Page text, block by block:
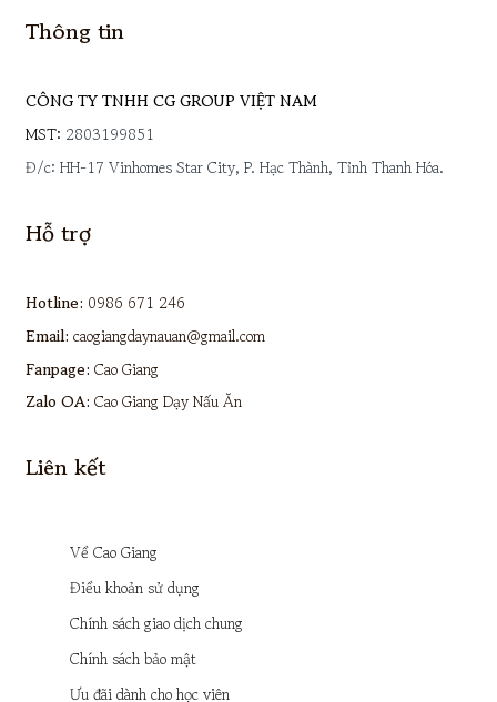
Liên kết
Về Cao Giang
Điều khoản sử dụng
Chính sách giao dịch chung
Chính sách bảo mật
Ưu đãi dành cho học viên
Email: caogiangdaynauan@gmail.com
Hỗ trợ
Hotline: 0986 671 246
Zalo OA: Cao Giang Dạy Nấu Ăn
Fanpage: Cao Giang
MST: 2803199851
Thông tin
Đ/c: HH-17 Vinhomes Star City, P. Hạc Thành, Tỉnh Thanh Hóa.
CÔNG TY TNHH CG GROUP VIỆT NAM